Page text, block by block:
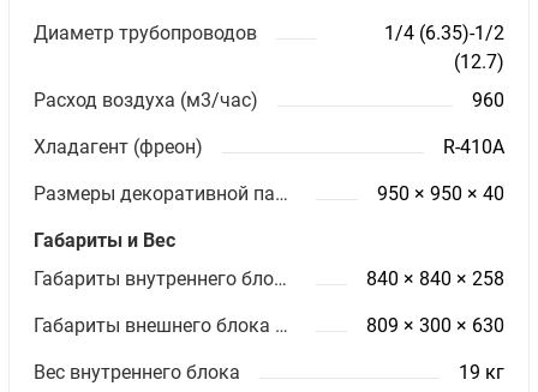
Диаметр трубопроводов
1/4 (6.35)-1/2
(12.7)
Расход воздуха (м3/час)
960
Хладагент (фреон) R-410A
Размеры декоративной панели (мм) 950 × 950 × 40
Габариты и Вес
Габариты внутреннего блока ШхВхГ (мм)
840 × 840 × 258
Габариты внешнего блока ШхВхГ (мм) 809 × 300 × 630
Вес внутреннего блока 19 кг